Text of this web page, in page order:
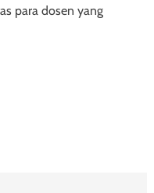
para dosen yang